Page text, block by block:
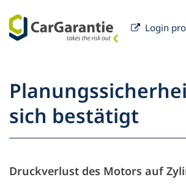
Login
Partner
Majitelé vozů
Servis a podpora
Partner
Kariéra
sich bestätigt
Druckverlust des Motors auf